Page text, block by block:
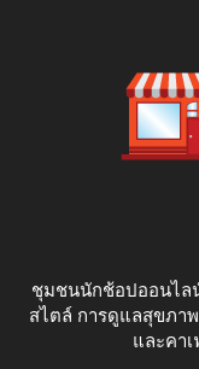
ชุมชนนักช้อปออนไล
สไตล์ การดูแลสุขภาพ
และคา